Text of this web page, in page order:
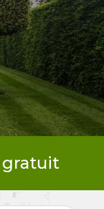
gratuit